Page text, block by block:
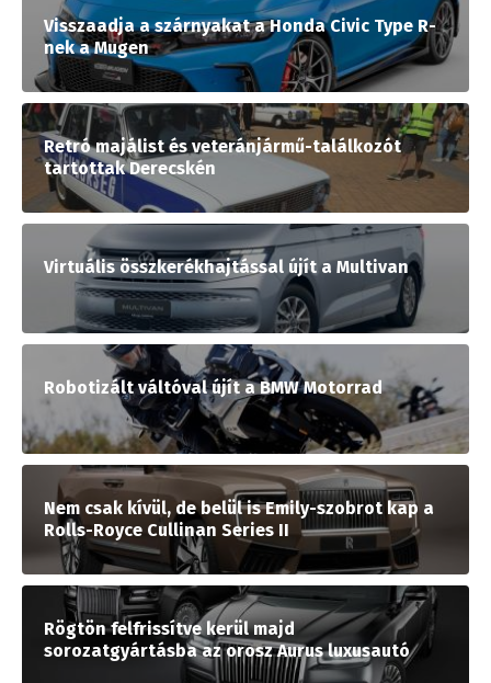
Visszaadja a szárnyakat a Honda Civic Type R-
nek a Mugen
Retró majálist és veteránjármű-találkozót
tartottak Derecskén
Virtuális összkerékhajtással újít a Multivan
Robotizált váltóval újít a BMW Motorrad
Nem csak kívül, de belül is Emily-szobrot kap a
Rolls-Royce Cullinan Series II
Rögtön felfrissítve kerül majd
sorozatgyártásba az orosz Aurus luxusautó